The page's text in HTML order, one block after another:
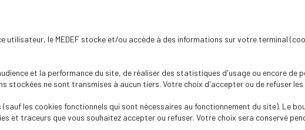
utilisateur, le MEDEF stocke et/ou accède à des informations sur votre terminal
et la performance du site, de réaliser des statistiques d'usage ou encore de
stockées ne sont transmises à aucun tiers. Votre choix d'accepter ou de refuser
les cookies fonctionnels qui sont nécessaires au fonctionnement du site). Le
traceurs que vous souhaitez accepter ou refuser. Votre choix sera conservé